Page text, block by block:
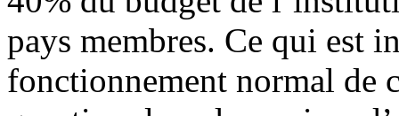
pays membres. Ce qui est
fonctionnement normal de